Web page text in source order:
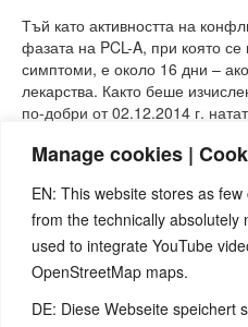
Manage cookies |
EN: This website stores as
from the technically absolutely
used to integrate YouTube
OpenStreetMap maps.
DE: Diese Webseite speichert
Тъй като активността на
фазата на PCL-A, при която
симптоми, е около 16 дни –
лекарства. Както беше
по-добри от 02.12.2014 г.
пъти на нощ – явен симптом
Hinweis:
Hast du auch schon
5BN gemacht? Dann wäre es